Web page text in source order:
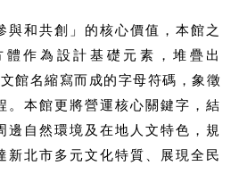
與和共創」的核心價值，本館之
作為設計基礎元素，堆疊出
館名縮寫而成的字母符碼，象徵
。本館更將營運核心關鍵字，結
邊自然環境及在地人文特色，規
新北市多元文化特質、展現全民